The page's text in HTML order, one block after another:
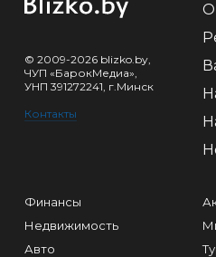
© 2009-2026 blizko.by,
ЧУП «БарокМедиа»,
УНП 391272241, г.Минск
Контакты
О
Финансы
Недвижимость
Авто